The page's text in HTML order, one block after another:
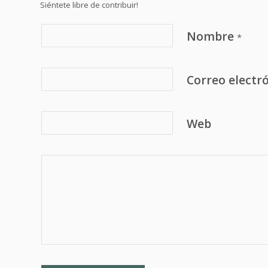
Siéntete libre de contribuir!
Nombre *
Correo
Web